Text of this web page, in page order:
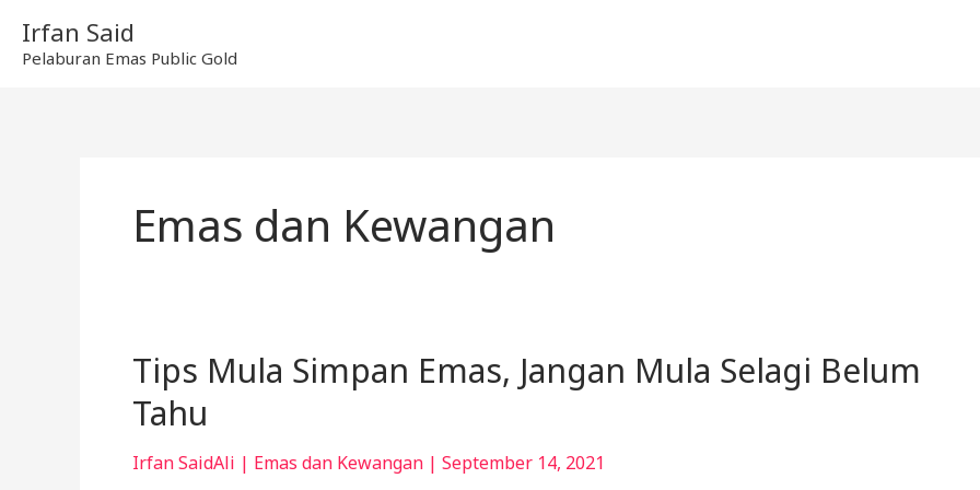
content
Irfan Said
Pelaburan Emas Public Gold
Emas dan Kewangan
Tips Mula Simpan Emas, Jangan Mula Selagi Belum
Tahu
Irfan SaidAli | Emas dan Kewangan | September 14, 2021
Tips
Mula
Simpan
Emas,